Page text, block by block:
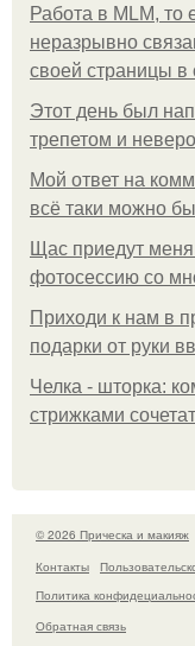
Работа в MLM, то
неразрывно
своей страницы в
Этот день был
трепетом и
Мой ответ на
всё таки можно
Щас приедут меня
фотосессию со
Приходи к нам в
подарки от руки
Челка - шторка:
стрижками
© 2026 Прическа и макияж
Контакты
Политика
Обратная связь